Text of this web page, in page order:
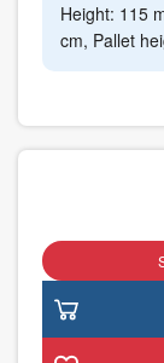
Height: 115
cm, Pallet